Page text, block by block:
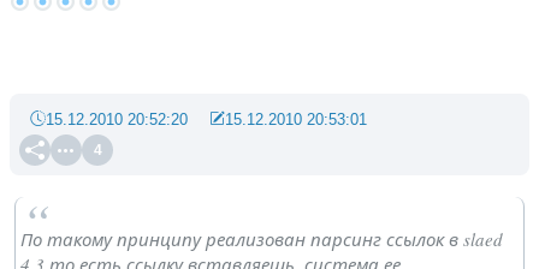
4
15.12.2010 20:52:20 15.12.2010 20:53:01
По такому принципу реализован парсинг ссылок в slaed
4.3 то есть ссылку вставляешь, система ее